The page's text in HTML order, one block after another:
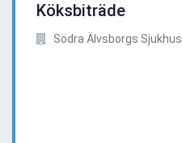
Köksbiträde
Södra Älvsborgs Sjukhus